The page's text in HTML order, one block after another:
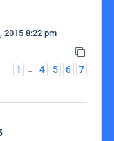
2015 8:22 pm
1
… 4 5 6 7